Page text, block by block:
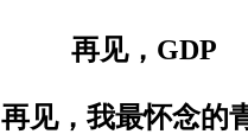
再见，GDP
再见，我最怀念的